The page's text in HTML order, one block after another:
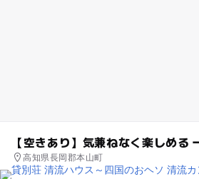
【空きあり】気兼ねなく楽しめる
高知県長岡郡本山町